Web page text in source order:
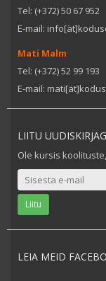
Tel: (+372) 50 67 952
E-mail:
Mati Malm
Tel: (+372) 52 99 193
E-mail:
LIITU
Ole kursis
LEIA MEID